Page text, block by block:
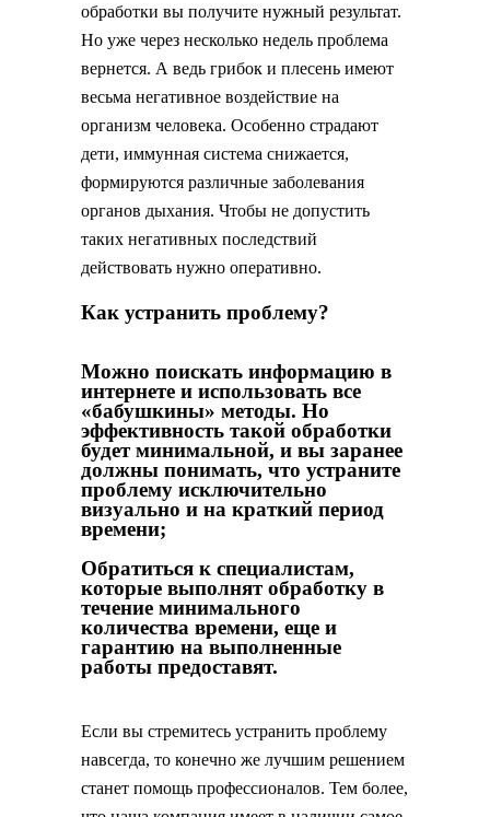
обработки вы получите нужный результат.
Но уже через несколько недель проблема
вернется. А ведь грибок и плесень имеют
весьма негативное воздействие на
организм человека. Особенно страдают
дети, иммунная система снижается,
формируются различные заболевания
органов дыхания. Чтобы не допустить
таких негативных последствий
действовать нужно оперативно.
Как устранить проблему?
Можно поискать информацию в
интернете и использовать все
«бабушкины» методы. Но
эффективность такой обработки
будет минимальной, и вы заранее
должны понимать, что устраните
проблему исключительно
визуально и на краткий период
времени;
Обратиться к специалистам,
которые выполнят обработку в
течение минимального
количества времени, еще и
гарантию на выполненные
работы предоставят.
Если вы стремитесь устранить проблему
навсегда, то конечно же лучшим решением
станет помощь профессионалов. Тем более,